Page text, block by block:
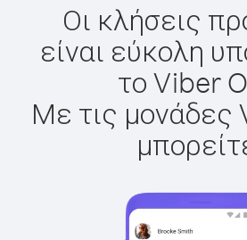
Οι κλήσεις
είναι εύκολη
το Viber
Με τις μονάδες